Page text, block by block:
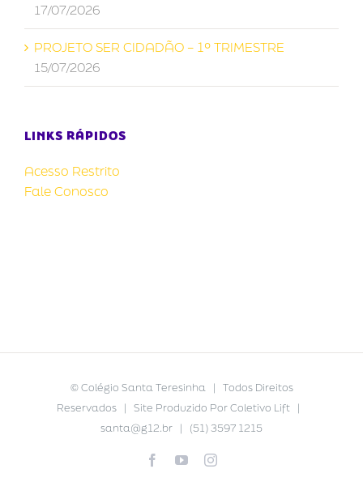
17/07/2026
PROJETO SER CIDADÃO – 1º TRIMESTRE
15/07/2026
LINKS RÁPIDOS
Acesso Restrito
Fale Conosco
©Colégio Santa Teresinha| Todos Direitos
Reservados | Site Produzido PorColetivo Lift|
santa@g12.br | (51) 3597 1215
FacebookYouTubeInstagram